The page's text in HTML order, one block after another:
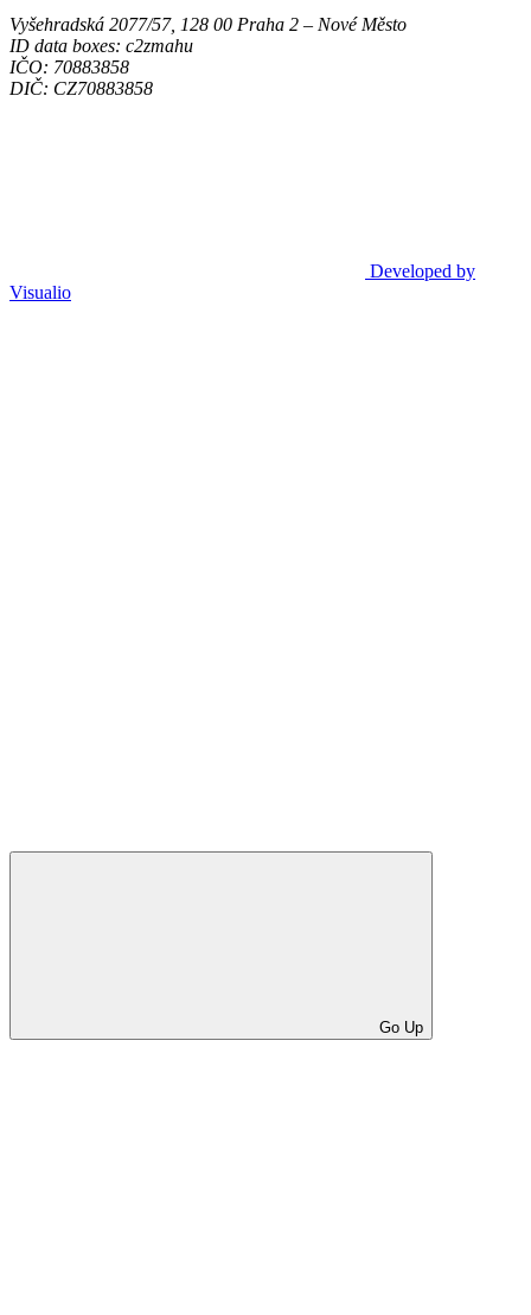
Vyšehradská 2077/57, 128 00 Praha 2 ‒ Nové Město
ID data boxes: c2zmahu
IČO: 70883858
DIČ: CZ70883858
Developed by
Visualio
Go Up